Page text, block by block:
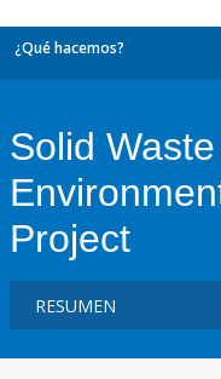
¿Qué hacemos?
Solid
Project